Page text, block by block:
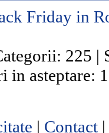
Friday in
225 |
in asteptare:
| Contact